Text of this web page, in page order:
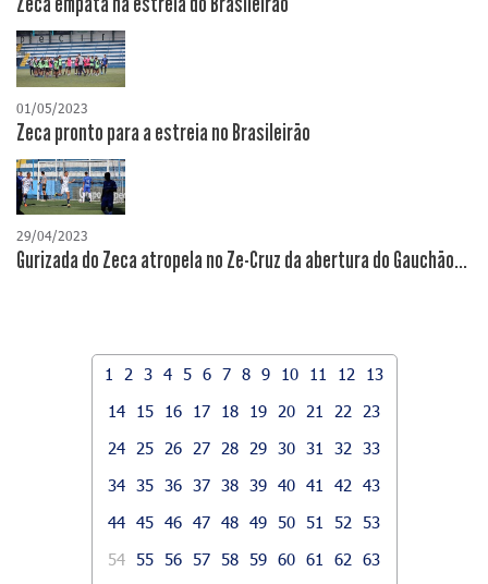
01/05/2023
Zeca pronto para a estreia no Brasileirão
29/04/2023
Gurizada do Zeca atropela no Ze-Cruz da abertura do Gauchão...
1 2 3 4 5 6 7 8 9 10 11 12
13
14
15 16 17 18 19 20 21 22
23
24
25 26 27 28 29 30 31 32
33
34 35 36 37 38 39 40 41 42
43
44 45 46 47 48 49 50 51 52
53
54 55 56 57 58 59 60 61 62
63